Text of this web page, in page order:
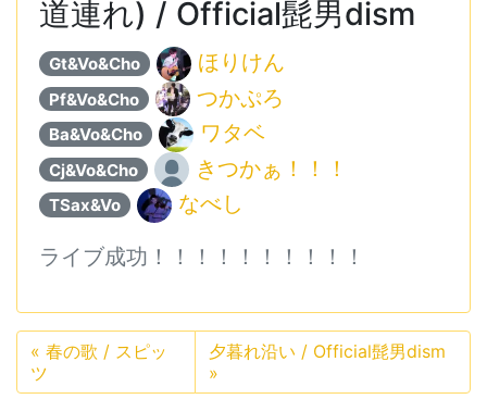
道連れ) / Official髭男dism
Gt&Vo&Cho ほりけん
Pf&Vo&Cho つかぷろ
Ba&Vo&Cho ワタベ
Cj&Vo&Cho きつかぁ！！！
TSax&Vo なべし
ライブ成功！！！！！！！！！！
« 春の歌 / スピッ
ツ
夕暮れ沿い / Official髭男dism
»